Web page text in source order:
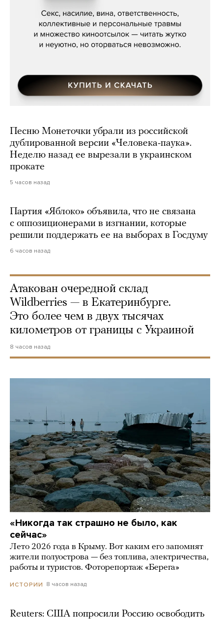
Песню Монеточки убрали из российской
дублированной версии «Человека-паука».
Неделю назад ее вырезали в украинском
прокате
5 часов назад
Партия «Яблоко» объявила, что не связана
с оппозиционерами в изгнании, которые
решили поддержать ее на выборах в Госдуму
6 часов назад
Атакован очередной склад
Wildberries — в Екатеринбурге.
Это более чем в двух тысячах
километров от границы с Украиной
8 часов назад
«Никогда так страшно не было, как
сейчас»
Лето 2026 года в Крыму. Вот каким его запомнят
жители полуострова — без топлива, электричества,
работы и туристов. Фоторепортаж «Берега»
ИСТОРИИ 8 часов назад
Reuters: США попросили Россию освободить